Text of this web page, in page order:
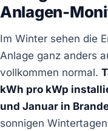
Anlagen-
Im Winter sehen die
Anlage ganz anders
vollkommen normal.
kWh pro kWp
und Januar in
sonnigen